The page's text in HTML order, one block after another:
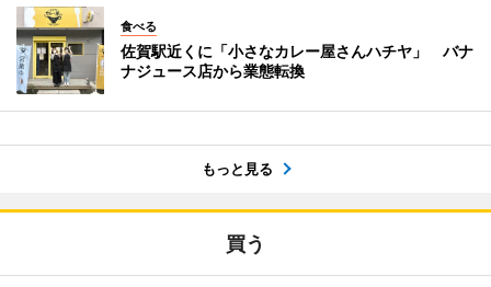
食べる
佐賀駅近くに「小さなカレー屋さんハチヤ」 バナ
ナジュース店から業態転換
もっと見る
買う